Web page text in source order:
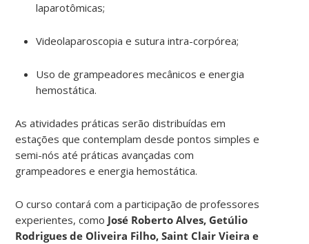
laparotômicas;
Videolaparoscopia e sutura intra-corpórea;
Uso de grampeadores mecânicos e energia
hemostática.
As atividades práticas serão distribuídas em
estações que contemplam desde pontos simples e
semi-nós até práticas avançadas com
grampeadores e energia hemostática.
O curso contará com a participação de professores
experientes, como José Roberto Alves, Getúlio
Rodrigues de Oliveira Filho, Saint Clair Vieira e